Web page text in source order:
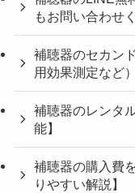
もお問い合わせ
補聴器のセカン
用効果測定など
補聴器のレンタ
能】
補聴器の購入費
りやすい解説】